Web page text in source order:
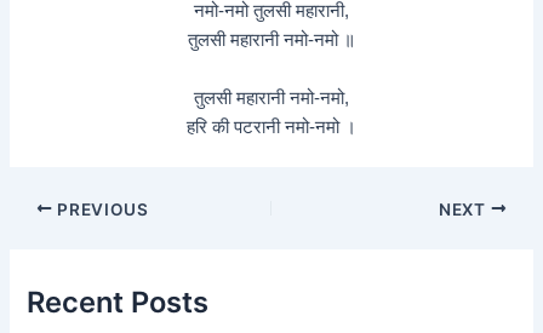
नमो-नमो तुलसी महारानी,
तुलसी महारानी नमो-नमो ॥
तुलसी महारानी नमो-नमो,
हरि की पटरानी नमो-नमो ।
PREVIOUS NEXT
Recent Posts